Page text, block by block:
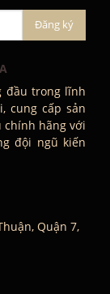
đầu trong lĩnh
cung cấp sản
chính hãng với
đội ngũ kiến
Quận 7,